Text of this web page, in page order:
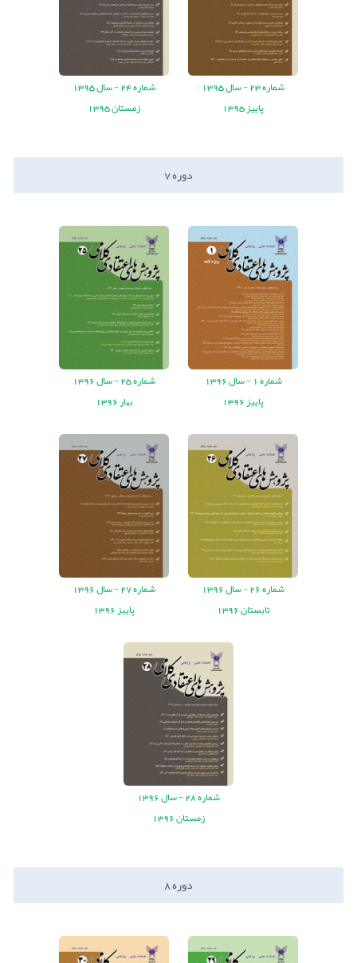
شماره23 - سال1395
پاییز 1395
شماره24 - سال1395
زمستان 1395
دوره7
شماره1 - سال1396
پاییز 1396
شماره25 - سال1396
بهار 1396
شماره26 - سال1396
تابستان 1396
شماره27 - سال1396
پاییز 1396
شماره28 - سال1396
زمستان 1396
دوره8